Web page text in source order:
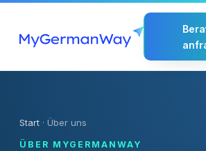
Start · Über uns
ÜBER MYGERMANWAY